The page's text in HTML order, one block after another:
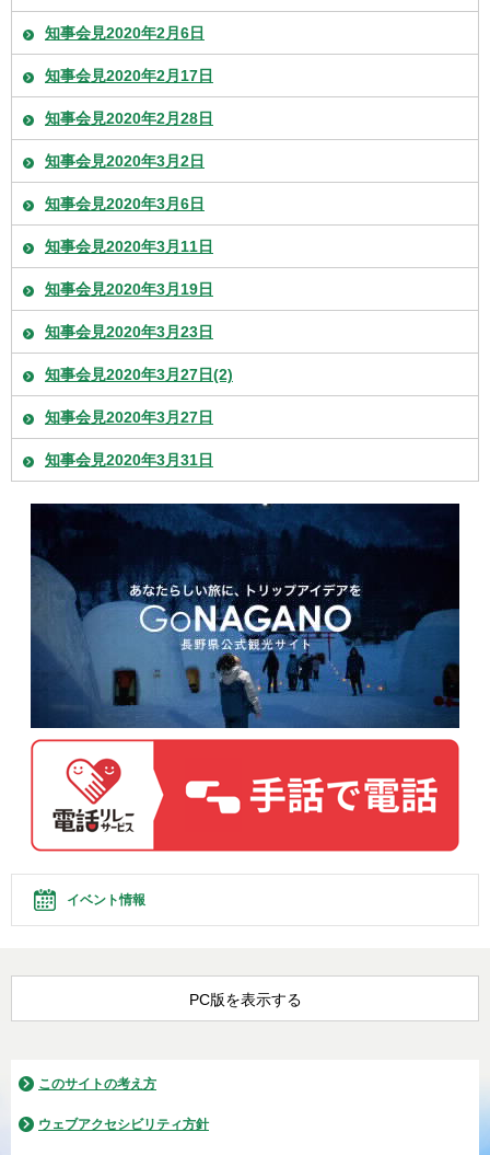
知事会見2020年2月6日
知事会見2020年2月17日
知事会見2020年2月28日
知事会見2020年3月2日
知事会見2020年3月6日
知事会見2020年3月11日
知事会見2020年3月19日
知事会見2020年3月23日
知事会見2020年3月27日(2)
知事会見2020年3月27日
知事会見2020年3月31日
イベント情報
PC版を表示する
このサイトの考え方
ウェブアクセシビリティ方針